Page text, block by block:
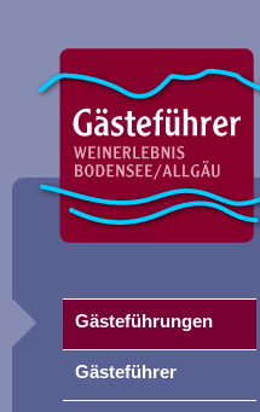
Gästeführungen
Gästeführer